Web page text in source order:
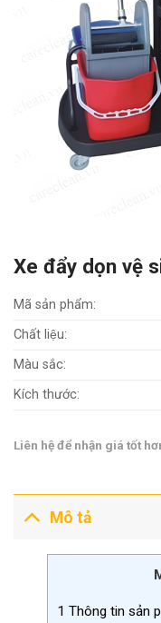
Xe đẩy dọn vệ
Mã sản phẩm:
Chất liệu:
Màu sắc:
Kích thước:
Liên hệ để nhận giá tốt
Mô tả
1 Thông tin sản